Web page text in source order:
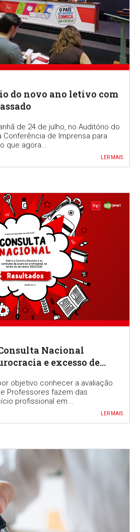
do novo ano letivo com
de 24 de julho, no Auditório do
Conferência de Imprensa para
que agora...
LER MAIS
Nacional
e excesso de
objetivo conhecer a avaliação
Professores fazem das
profissional em...
LER MAIS